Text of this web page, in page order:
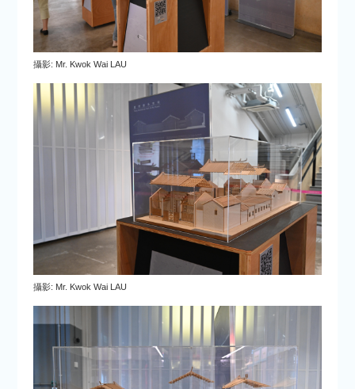
攝影: Mr. Kwok Wai LAU
攝影: Mr. Kwok Wai LAU